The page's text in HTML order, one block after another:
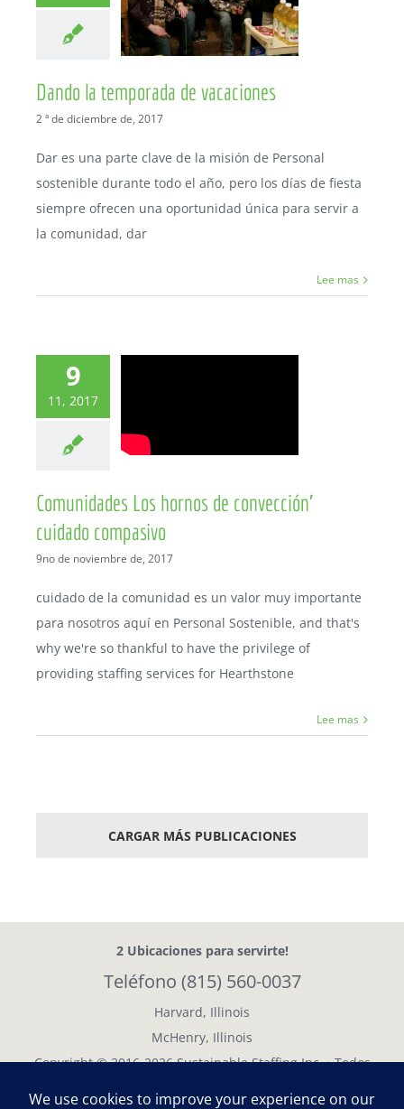
Dando la temporada de vacaciones
2 ª de diciembre de, 2017
Dar es una parte clave de la misión de Personal
sostenible durante todo el año, pero los días de fiesta
siempre ofrecen una oportunidad única para servir a
la comunidad, dar
Lee mas
9
11, 2017
Comunidades Los hornos de convección’
cuidado compasivo
9no de noviembre de, 2017
cuidado de la comunidad es un valor muy importante
para nosotros aquí en Personal Sostenible, and that's
why we're so thankful to have the privilege of
providing staffing services for Hearthstone
Lee mas
CARGAR MÁS PUBLICACIONES
2 Ubicacionespara servirte!
Teléfono (815) 560-0037
Harvard, Illinois
McHenry, Illinois
Copyright © 2016-2026 Sustainable Staffing Inc. • Todos